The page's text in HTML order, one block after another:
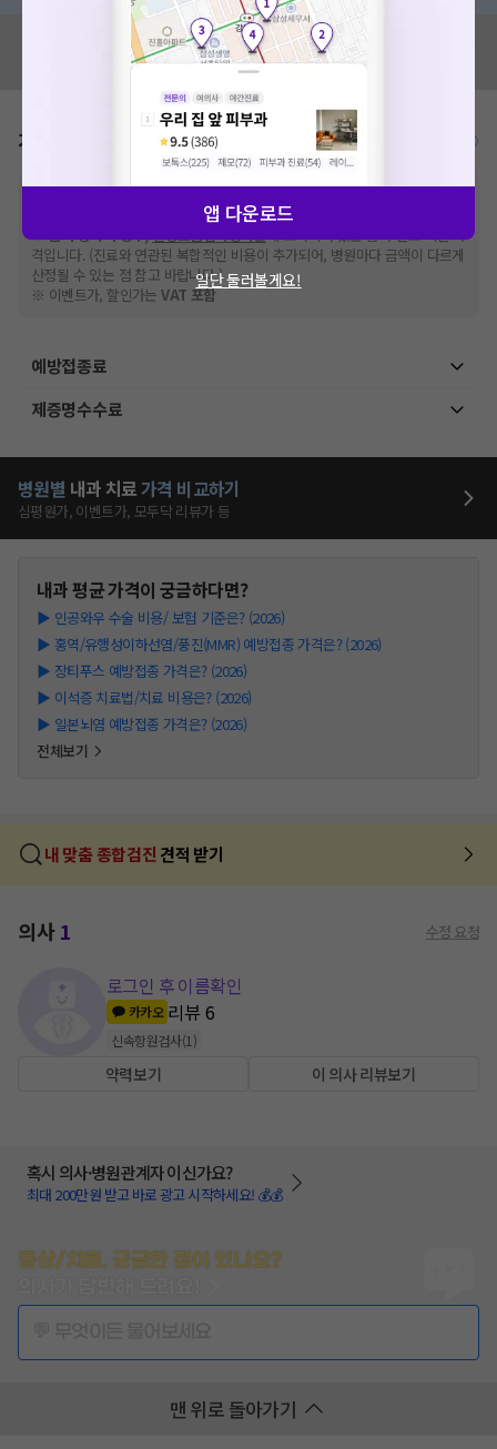
혹시 잘못된 병원정보가 있나요?
모두닥 팀에 알려주세요!
가격표 비급여/급여 진료란?
한 가격은 해당 의료기관에 직접 문의해주세요.
※급여 항목의 경우,건강보험심사평가원에 고지되어 있는 급여 진료 기준 가
격입니다. (진료와 연관된 복합적인 비용이 추가되어, 병원마다 금액이 다르게
산정될 수 있는 점 참고 바랍니다.)
※ 이벤트가, 할인가는VAT 포함
예방접종료
제증명수수료
병원별 내과 치료가격 비교하기
심평원가, 이벤트가, 모두닥 리뷰가 등
내과평균 가격이 궁금하다면?
▶ 인공와우 수술 비용/ 보험 기준은? (2026)
▶ 홍역/유행성이하선염/풍진(MMR) 예방접종 가격은? (2026)
▶ 장티푸스 예방접종 가격은? (2026)
▶ 이석증 치료법/치료 비용은? (2026)
▶ 일본뇌염 예방접종 가격은? (2026)
전체보기
내 맞춤 종합검진 견적 받기
의사1 수정 요청
로그인 후 이름확인
카카오 리뷰6
신속항원검사(1 )
약력보기 이 의사 리뷰보기
혹시 의사·병원관계자 이신가요?
최대 200만원 받고 바로 광고 시작하세요! 💰💰
증상/치료, 궁금한 점이 있나요?
맨 위로 돌아가기
앱 다운로드
일단 둘러볼게요!